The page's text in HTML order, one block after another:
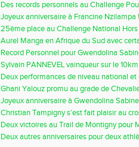
Ezy
Des records personnels au Challenge
Joyeux anniversaire à Francine Nzilampa
25ème place au Challenge National
Aurel Manga en Afrique du Sud avec
France !!!
Record Personnel pour Gwendolina
Prom’classic
Sylvain PANNEVEL vainqueur sur le
Deux performances de niveau national
début d’indoor 2014 !!!
Ghani Yalouz promu au grade de
Joyeux anniversaire à Gwendolina
Christian Tampigny s’est fait plaisir au
Deux victoires au Trail de Montigny pour
Piau !!!
Deux autres anniversaires pour deux